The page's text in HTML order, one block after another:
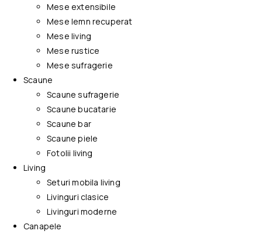
Mese extensibile
Mese lemn recuperat
Mese living
Mese rustice
Mese sufragerie
Scaune
Scaune sufragerie
Scaune bucatarie
Scaune bar
Scaune piele
Fotolii living
Living
Seturi mobila living
Livinguri clasice
Livinguri moderne
Canapele